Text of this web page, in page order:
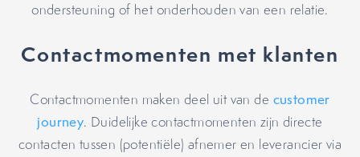
ondersteuning of het onderhouden van een relatie.
Contactmomenten met klanten
Contactmomenten maken deel uit van de customer
journey. Duidelijke contactmomenten zijn directe
contacten tussen (potentiële) afnemer en leverancier via